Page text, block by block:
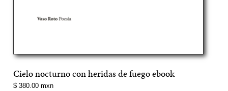
Cielo nocturno con heridas de fuego ebook
Precio
$ 380.00 mxn